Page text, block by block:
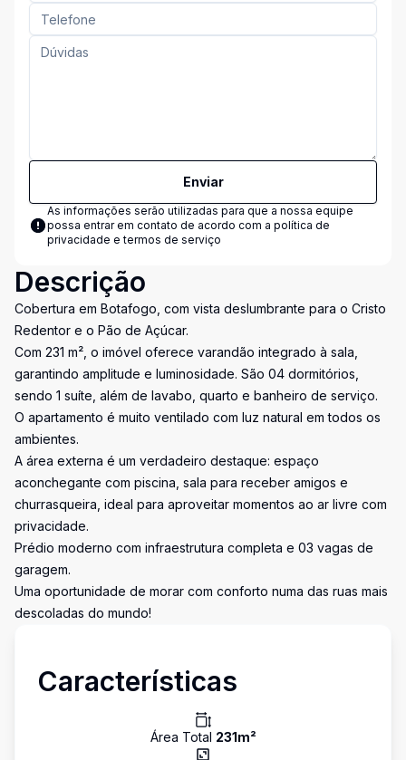
Enviar
As informações serão utilizadas para que a nossa equipe
possa entrar em contato de acordo com a política de
privacidade e termos de serviço
Descrição
Cobertura em Botafogo, com vista deslumbrante para o Cristo
Redentor e o Pão de Açúcar.
Com 231 m², o imóvel oferece varandão integrado à sala,
garantindo amplitude e luminosidade. São 04 dormitórios,
sendo 1 suíte, além de lavabo, quarto e banheiro de serviço.
O apartamento é muito ventilado com luz natural em todos os
ambientes.
A área externa é um verdadeiro destaque: espaço
aconchegante com piscina, sala para receber amigos e
churrasqueira, ideal para aproveitar momentos ao ar livre com
privacidade.
Prédio moderno com infraestrutura completa e 03 vagas de
garagem.
Uma oportunidade de morar com conforto numa das ruas mais
descoladas do mundo!
Características
Área Total 231m²